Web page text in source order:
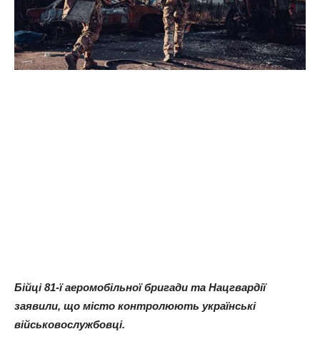
Бійці 81-ї аеромобільної бригади та Нацгвардії
заявили, що місто контролюють українські
військовослужбовці.